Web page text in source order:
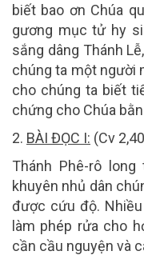
biết bao ơn Chúa
gương mục tử hy
sắng dâng Thánh
chúng ta một người
cho chúng ta biết
chứng cho Chúa
2. BÀI ĐỌC I: (Cv
Thánh Phê-rô
khuyên nhủ dân
được cứu độ.
làm phép rửa cho
cần cầu nguyện và